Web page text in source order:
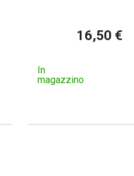
16,50 €
In
magazzino